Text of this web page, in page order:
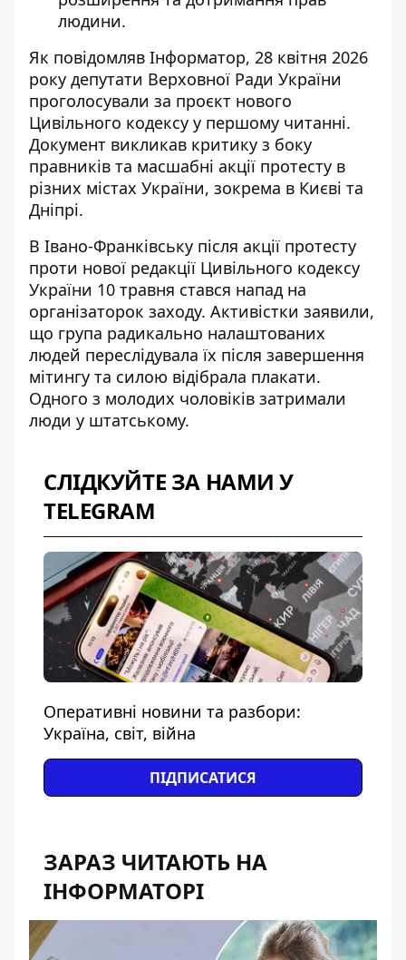
людини.
Як повідомляв Інформатор, 28 квітня 2026
року депутати Верховної Ради України
проголосували за проєкт нового
Цивільного кодексу у першому читанні.
Документ викликав критику з боку
правників та масшабні акції протесту в
різних містах України, зокрема в Києві та
Дніпрі.
В Івано-Франківську після акції протесту
проти нової редакції Цивільного кодексу
України 10 травня стався напад на
організаторок заходу. Активістки заявили,
що група радикально налаштованих
людей переслідувала їх після завершення
мітингу та силою відібрала плакати.
Одного з молодих чоловіків затримали
люди у штатському.
СЛІДКУЙТЕ ЗА НАМИ У
TELEGRAM
Оперативні новини та разбори:
Україна, світ, війна
ПІДПИСАТИСЯ
ЗАРАЗ ЧИТАЮТЬ НА
ІНФОРМАТОРІ